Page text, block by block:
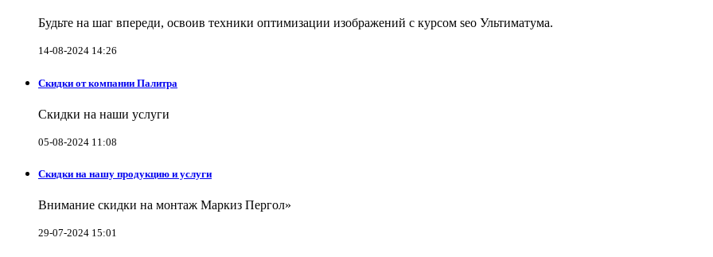
Будьте на шаг впереди, освоив техники оптимизации изображений с курсом seo Ультиматума.
14-08-2024 14:26
Скидки от компании Палитра
Скидки на наши услуги
05-08-2024 11:08
Скидки на нашу продукцию и услуги
Внимание скидки на монтаж Маркиз Пергол»
29-07-2024 15:01